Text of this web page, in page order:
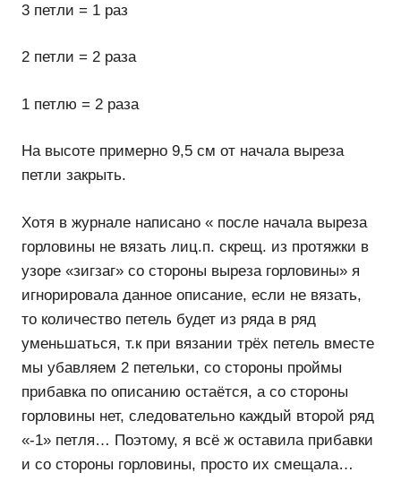
3 петли = 1 раз
2 петли = 2 раза
1 петлю = 2 раза
На высоте примерно 9,5 см от начала выреза
петли закрыть.
Хотя в журнале написано « после начала выреза
горловины не вязать лиц.п. скрещ. из протяжки в
узоре «зигзаг» со стороны выреза горловины» я
игнорировала данное описание, если не вязать,
то количество петель будет из ряда в ряд
уменьшаться, т.к при вязании трёх петель вместе
мы убавляем 2 петельки, со стороны проймы
прибавка по описанию остаётся, а со стороны
горловины нет, следовательно каждый второй ряд
«-1» петля… Поэтому, я всё ж оставила прибавки
и со стороны горловины, просто их смещала…